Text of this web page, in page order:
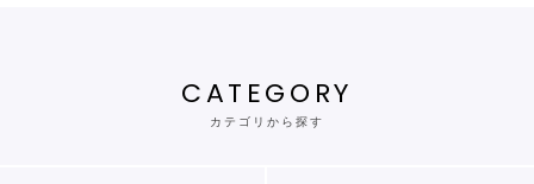
CATEGORY
カテゴリから探す